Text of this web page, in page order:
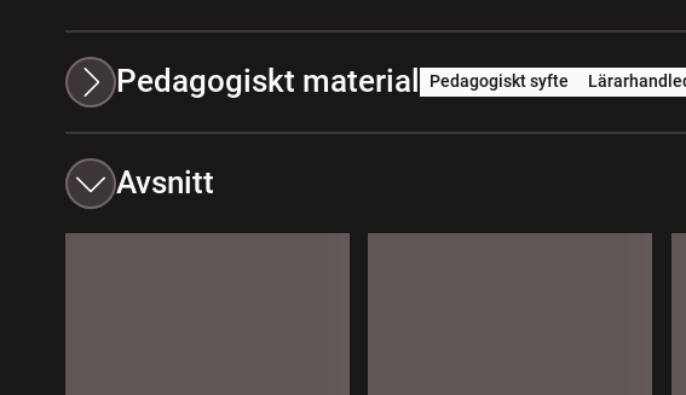
Pedagogiskt material Pedagogiskt syfte
Avsnitt